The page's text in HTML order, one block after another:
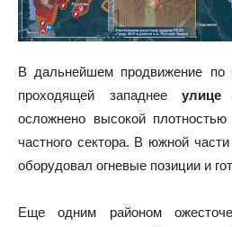
В дальнейшем продвижение по
проходящей западнееулице
осложнено высокой плотностью
частного сектора. В южной
оборудовал огневые позиции и
Еще одним районом